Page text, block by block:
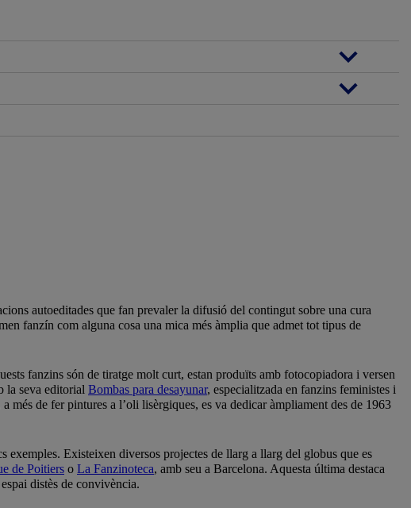
autoeditades que fan prevaler la difusió del contingut sobre una cura
fanzín com alguna cosa una mica més àmplia que admet tot tipus de
fanzins són de tiratge molt curt, estan produïts amb fotocopiadora i versen
la seva editorial Bombas para desayunar, especialitzada en fanzins feministes i
més de fer pintures a l’oli lisèrgiques, es va dedicar àmpliament des de 1963
Existeixen diversos projectes de llarg a llarg del globus que es
de Poitiers o La Fanzinoteca, amb seu a Barcelona. Aquesta última destaca
distès de convivència.